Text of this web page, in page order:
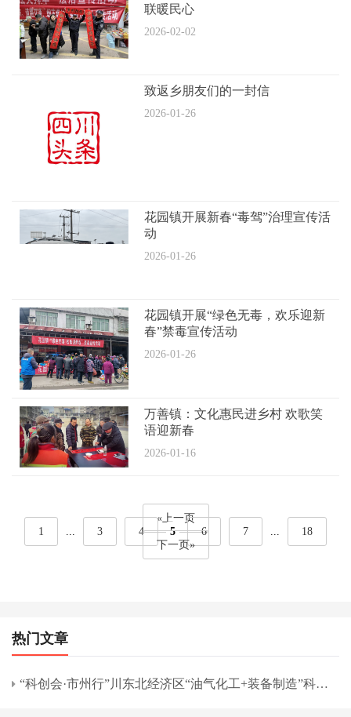
联暖民心
2026-02-02
致返乡朋友们的一封信
2026-01-26
花园镇开展新春“毒驾”治理宣传活
动
2026-01-26
花园镇开展“绿色无毒，欢乐迎新
春”禁毒宣传活动
2026-01-26
万善镇：文化惠民进乡村 欢歌笑
语迎新春
2026-01-16
«上一页
1
3 4 5 6 7
18
下一页»
热门文章
“科创会·市州行”川东北经济区“油气化工+装备制造”科技